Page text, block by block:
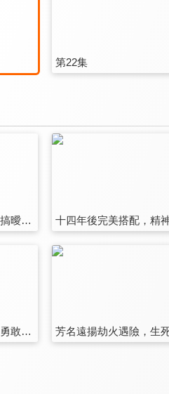
第22集
氅衣攏戲謔盤絲洞，搞曖昧拿捏歡笑生
宮中花宴橫生波瀾，勇敢狗狗不怕困難